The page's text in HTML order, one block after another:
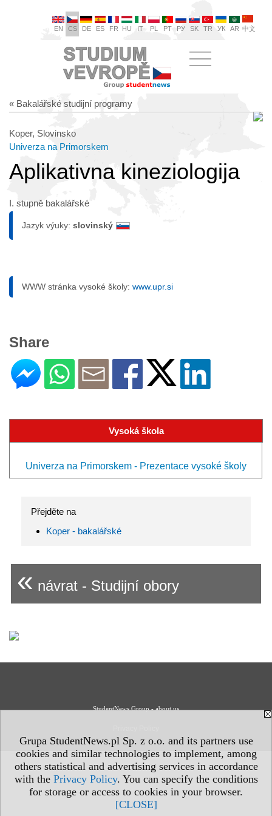
Grupa StudentNews.pl Sp. z o.o. and its partners use
cookies and similar technologies to implement, among
others statistical and advertising services in accordance
with the Privacy Policy. You can specify the conditions
for storage or access to cookies in your browser.
[CLOSE]
EN CS DE ES FR HU IT PL PT РУ SK TR УК AR 中文
« Bakalářské studijní programy
Koper, Slovinsko
Univerza na Primorskem
Aplikativna kineziologija
I. stupně bakalářské
Jazyk výuky: slovinský
WWW stránka vysoké školy: www.upr.si
Share
Vysoká škola
Univerza na Primorskem - Prezentace vysoké školy
Přejděte na
Koper - bakalářské
« návrat - Studijní obory
StudentNews Group - about us